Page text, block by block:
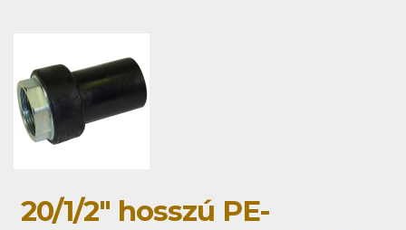
20/1/2" hosszú PE-